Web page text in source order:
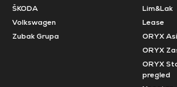
ŠKODA
Volkswagen
Zubak Grupa
Lim&Lak
Lease
ORYX
ORYX
ORYX
pregled